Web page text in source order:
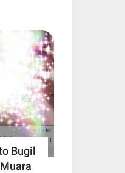
Bugil